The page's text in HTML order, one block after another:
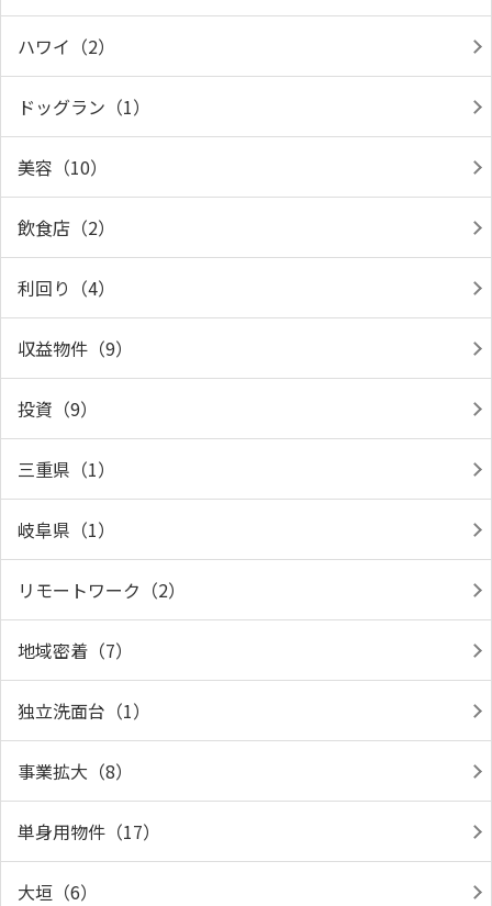
ハワイ（2）
ドッグラン（1）
美容（10）
飲食店（2）
利回り（4）
収益物件（9）
投資（9）
三重県（1）
岐阜県（1）
リモートワーク（2）
地域密着（7）
独立洗面台（1）
事業拡大（8）
単身用物件（17）
大垣（6）